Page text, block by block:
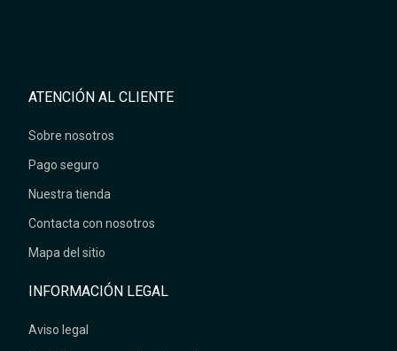
ATENCIÓN AL CLIENTE
Sobre nosotros
Pago seguro
Nuestra tienda
Contacta con nosotros
Mapa del sitio
INFORMACIÓN LEGAL
Aviso legal